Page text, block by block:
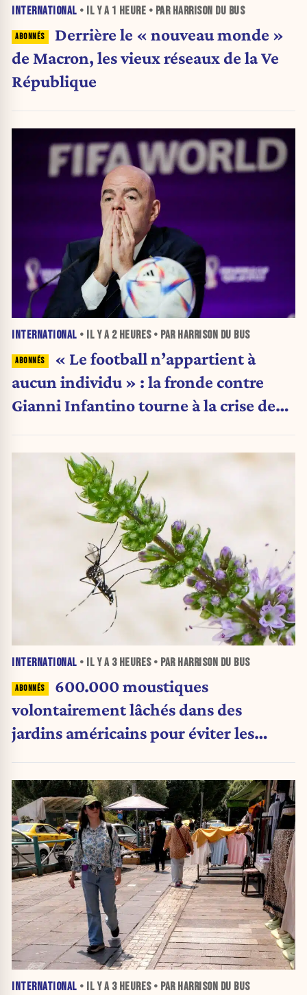
INTERNATIONAL • IL Y A 1 HEURE • PAR HARRISON DU BUS
Derrière le « nouveau monde »
de Macron, les vieux réseaux de la Ve
République
INTERNATIONAL • IL Y A 2 HEURES• PAR HARRISON DU BUS
« Le football n’appartient à
aucun individu » : la fronde contre
Gianni Infantino tourne à la crise de
INTERNATIONAL • IL Y A 3 HEURES• PAR HARRISON DU BUS
600.000 moustiques
volontairement lâchés dans des
jardins américains pour éviter les
INTERNATIONAL • IL Y A 3 HEURES• PAR HARRISON DU BUS